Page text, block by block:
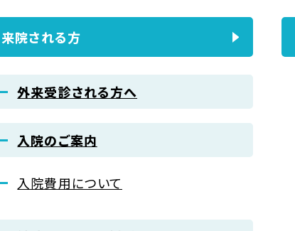
来院される方
外来受診される方へ
入院のご案内
入院費用について